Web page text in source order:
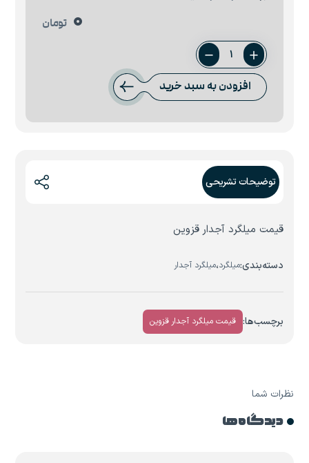
0 تومان
میلگرد
14
قزوین
افزودن به سبد خرید
توضیحات تشریحی
قیمت میلگرد آجدار قزوین
دسته‌بندی:میلگرد،میلگرد آجدار
برچسب‌ها: قیمت میلگرد آجدار قزوین
نظرات شما
دیدگاه ها